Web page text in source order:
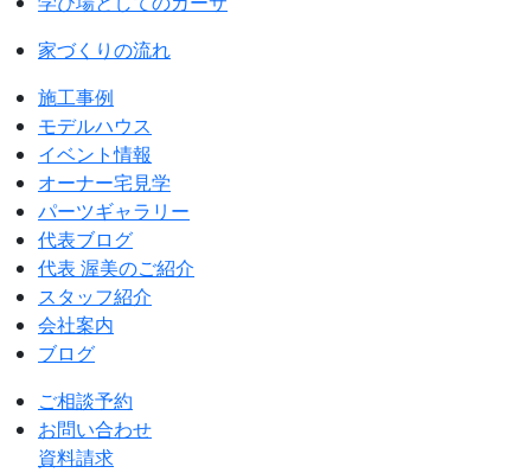
家づくりの流れ
施工事例
モデルハウス
イベント情報
オーナー宅見学
パーツギャラリー
代表ブログ
代表 渥美のご紹介
スタッフ紹介
会社案内
ブログ
ご相談予約
お問い合わせ
資料請求